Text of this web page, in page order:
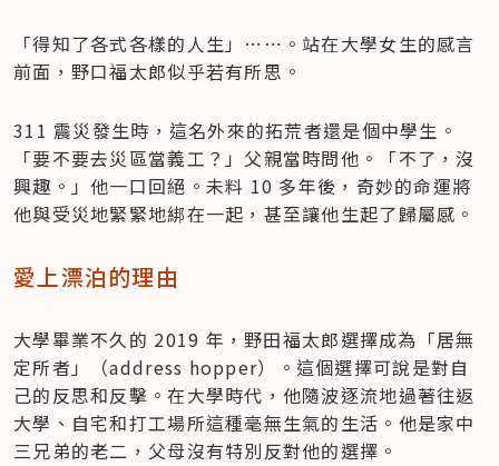
「得知了各式各樣的人生」⋯⋯。站在大學女生的感言
前面，野口福太郎似乎若有所思。
311 震災發生時，這名外來的拓荒者還是個中學生。
「要不要去災區當義工？」父親當時問他。「不了，沒
興趣。」他一口回絕。未料 10 多年後，奇妙的命運將
他與受災地緊緊地綁在一起，甚至讓他生起了歸屬感。
愛上漂泊的理由
大學畢業不久的 2019 年，野田福太郎選擇成為「居無
定所者」（address hopper）。這個選擇可說是對自
己的反思和反擊。在大學時代，他隨波逐流地過著往返
大學、自宅和打工場所這種毫無生氣的生活。他是家中
三兄弟的老二，父母沒有特別反對他的選擇。